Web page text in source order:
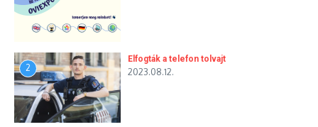
2
Elfogták a telefon tolvajt
2023.08.12.